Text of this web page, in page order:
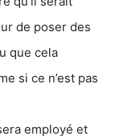
de poser des
que cela
si ce n’est pas
employé et